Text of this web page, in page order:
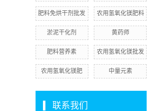
肥料免烘干剂批发 农用氢氧化镁肥料
淤泥干化剂 黄药师
肥料营养素 农用氢氧化镁批发
农用氢氧化镁肥 中量元素
联系我们